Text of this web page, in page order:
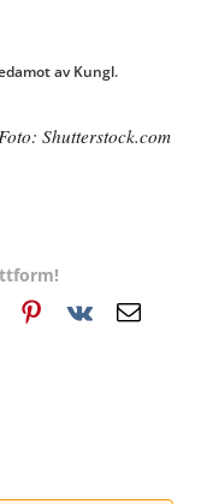
av Kungl.
Shutterstock.com
TumblrPinterest
Vk
E-